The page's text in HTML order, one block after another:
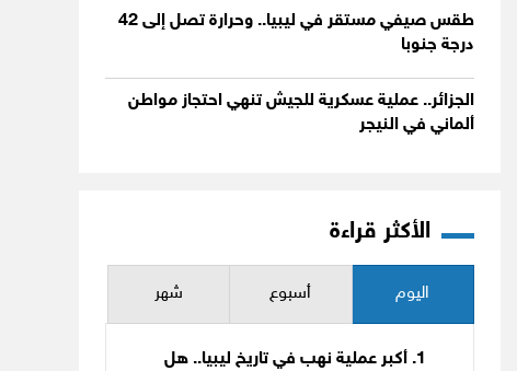
طقس صيفي مستقر في ليبيا.. وحرارة تصل إلى 42
درجة جنوبا
الجزائر.. عملية عسكرية للجيش تنهي احتجاز مواطن
ألماني في النيجر
الأكثر قراءة
اليوم أسبوع شهر
أكبر عملية نهب في تاريخ ليبيا.. هل